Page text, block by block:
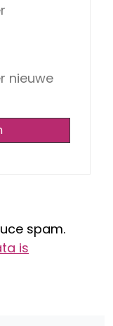
nieuwe
spam.
is